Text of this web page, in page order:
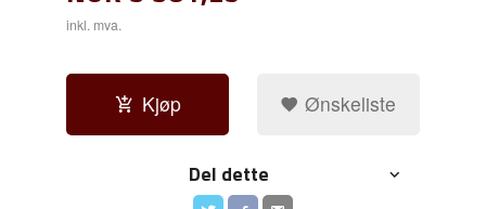
inkl. mva.
Kjøp Ønskeliste
Del dette